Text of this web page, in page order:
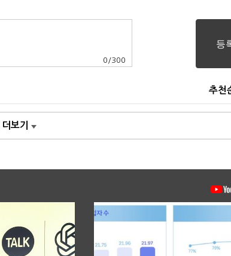
0 /300
추천
보기